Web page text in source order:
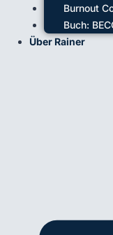
Burnout
Buch:
Über Rainer